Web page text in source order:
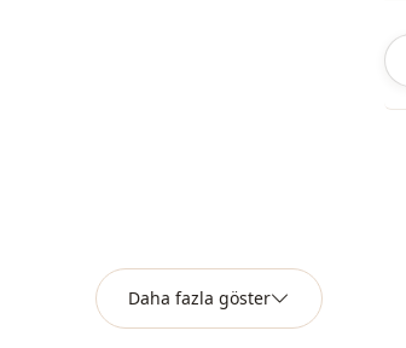
Daha fazla göster